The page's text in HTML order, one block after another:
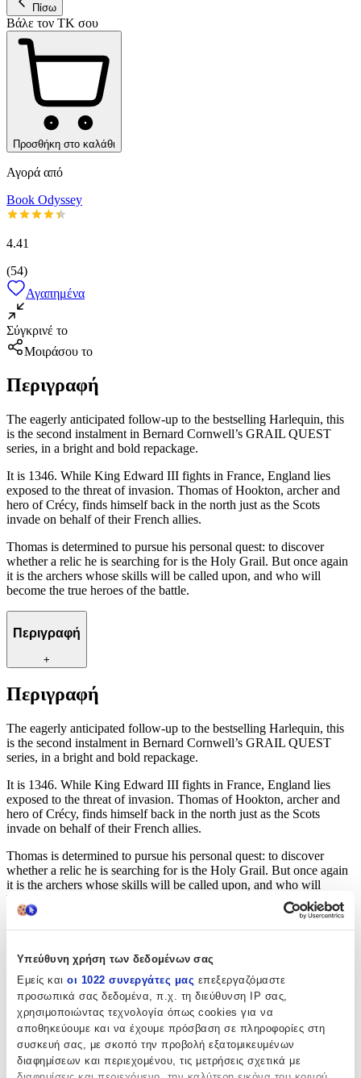
Υπεύθυνη χρήση των δεδομένων σας
Εμείς και οι 1022 συνεργάτες μας επεξεργαζόμαστε
προσωπικά σας δεδομένα, π.χ. τη διεύθυνση IP σας,
χρησιμοποιώντας τεχνολογία όπως cookies για να
αποθηκεύουμε και να έχουμε πρόσβαση σε πληροφορίες στη
συσκευή σας, με σκοπό την προβολή εξατομικευμένων
διαφημίσεων και περιεχομένου, τις μετρήσεις σχετικά με
Πίσω
Βάλε τον ΤΚ σου
Προσθήκη στο καλάθι
Αγορά από
Book Odyssey
4.41
(54)
Αγαπημένα
Σύγκρινέ το
Μοιράσου το
Περιγραφή
The eagerly anticipated follow-up to the bestselling Harlequin, this
is the second instalment in Bernard Cornwell’s GRAIL QUEST
series, in a bright and bold repackage.
It is 1346. While King Edward III fights in France, England lies
exposed to the threat of invasion. Thomas of Hookton, archer and
hero of Crécy, finds himself back in the north just as the Scots
invade on behalf of their French allies.
Thomas is determined to pursue his personal quest: to discover
whether a relic he is searching for is the Holy Grail. But once again
it is the archers whose skills will be called upon, and who will
become the true heroes of the battle.
Περιγραφή
+
Περιγραφή
The eagerly anticipated follow-up to the bestselling Harlequin, this
is the second instalment in Bernard Cornwell’s GRAIL QUEST
series, in a bright and bold repackage.
It is 1346. While King Edward III fights in France, England lies
exposed to the threat of invasion. Thomas of Hookton, archer and
hero of Crécy, finds himself back in the north just as the Scots
invade on behalf of their French allies.
Thomas is determined to pursue his personal quest: to discover
whether a relic he is searching for is the Holy Grail. But once again
it is the archers whose skills will be called upon, and who will
become the true heroes of the battle.
Χαρακτηριστικά
Συγγραφέας:
Bernard Cornwell
Εκδότης
HarperCollins